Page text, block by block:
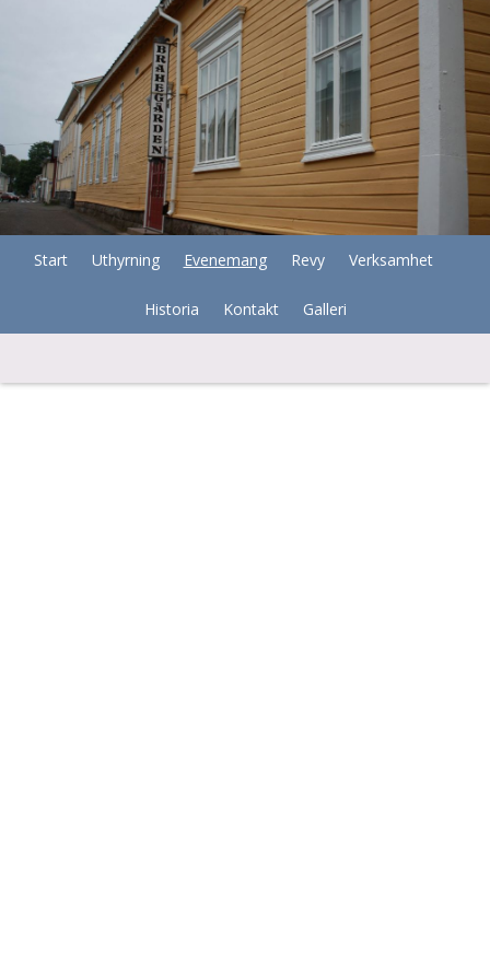
Start Uthyrning Evenemang Revy Verksamhet
Historia Kontakt Galleri